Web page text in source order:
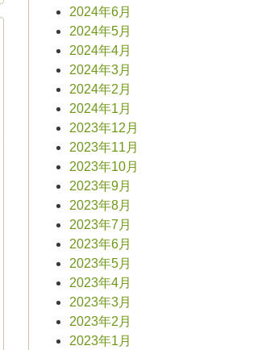
2024年6月
2024年5月
2024年4月
2024年3月
2024年2月
2024年1月
2023年12月
2023年11月
2023年10月
2023年9月
2023年8月
2023年7月
2023年6月
2023年5月
2023年4月
2023年3月
2023年2月
2023年1月